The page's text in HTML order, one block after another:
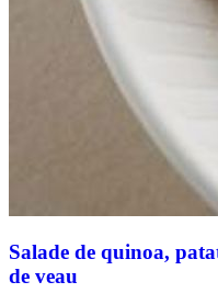
Salade de quinoa,
de veau